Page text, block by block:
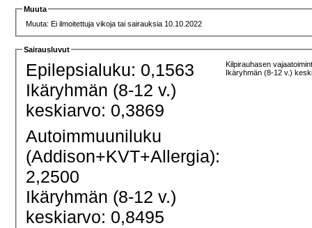
Muuta
Muuta: Ei ilmoitettuja vikoja tai sairauksia 10.10.2022
Sairausluvut
Epilepsialuku: 0,1563
Ikäryhmän (8-12 v.)
keskiarvo: 0,3869
Kilpirauhasen
Ikäryhmän (8-12 v.)
Autoimmuuniluku
(Addison+KVT+Allergia):
2,2500
Ikäryhmän (8-12 v.)
keskiarvo: 0,8495